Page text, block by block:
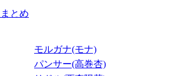
とめ
モルガナ(モナ)
パンサー(高巻杏)